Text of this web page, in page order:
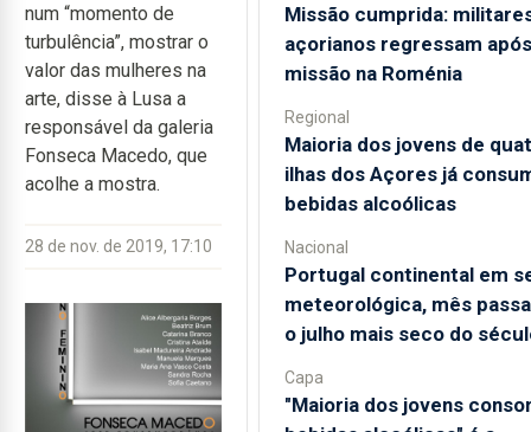
num “momento de
turbulência”, mostrar o
valor das mulheres na
arte, disse à Lusa a
responsável da galeria
Fonseca Macedo, que
acolhe a mostra.
28 de nov. de 2019, 17:10
Missão cumprida:
açorianos regressam após
missão na Roménia
Regional
Maioria dos jovens de
ilhas dos Açores já
bebidas alcoólicas
Nacional
Portugal continental em
meteorológica, mês
o julho mais seco do
Capa
"Maioria dos jovens